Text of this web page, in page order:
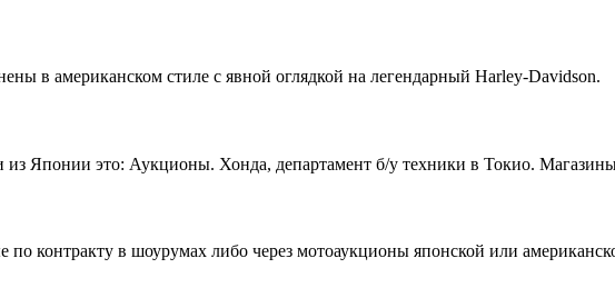
в американском стиле с явной оглядкой на легендарный Harley-Davidson.
Японии это: Аукционы. Хонда, департамент б/у техники в Токио.
в шоурумах либо через мотоаукционы японской или